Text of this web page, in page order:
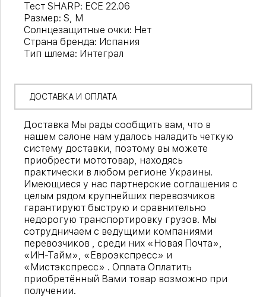
Тест SHARP: ECE 22.06
Размер: S, M
Солнцезащитные очки: Нет
Страна бренда: Испания
Тип шлема: Интеграл
ДОСТАВКА И ОПЛАТА
Доставка Мы рады сообщить вам, что в
нашем салоне нам удалось наладить четкую
систему доставки, поэтому вы можете
приобрести мототовар, находясь
практически в любом регионе Украины.
Имеющиеся у нас партнерские соглашения с
целым рядом крупнейших перевозчиков
гарантируют быструю и сравнительно
недорогую транспортировку грузов. Мы
сотрудничаем с ведущими компаниями
перевозчиков , среди них «Новая Почта»,
«ИН-Тайм», «Евроэкспресс» и
«Мистэкспресс» . Оплата Оплатить
приобретённый Вами товар возможно при
получении.